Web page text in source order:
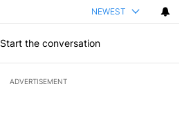
NEWEST
Start the conversation
ADVERTISEMENT